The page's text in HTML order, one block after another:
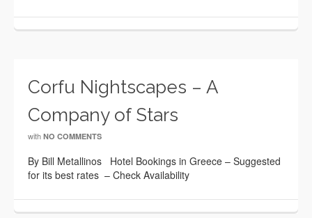
Corfu Nightscapes – A
Company of Stars
with NO COMMENTS
By Bill Metallinos Hotel Bookings in Greece – Suggested
for its best rates – Check Availability